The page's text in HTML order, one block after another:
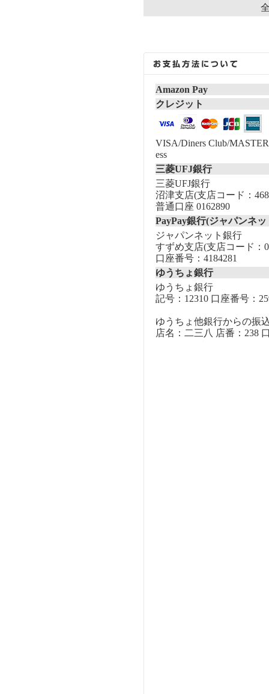
Amazon Pay
クレジット
VISA/Diners Club/
ess
三菱UFJ銀行
三菱UFJ銀行
沼津支店(支店コード：
普通口座 0162890
PayPay銀行(ジャパンネ
ジャパンネット銀行
すずめ支店(支店コード：
口座番号：4184281
ゆうちょ銀行
ゆうちょ銀行
記号：12310 口座番号：
ゆうちょ他銀行からの振
店名：二三八 店番：238